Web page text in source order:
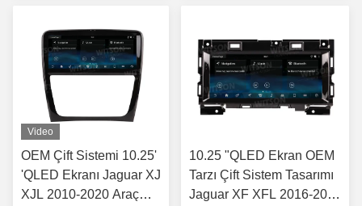
Video
OEM Çift Sistemi 10.25'
'QLED Ekranı Jaguar XJ
XJL 2010-2020 Araç
10.25 "QLED Ekran OEM
Tarzı Çift Sistem Tasarımı
Jaguar XF XFL 2016-2020